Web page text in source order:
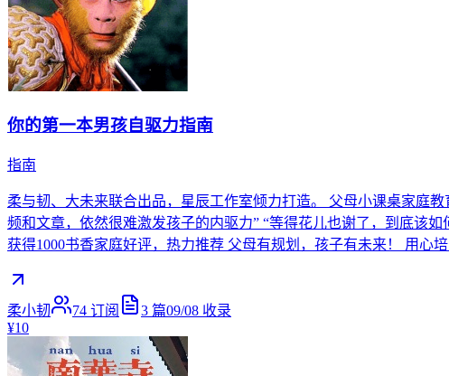
你的第一本男孩自驱力指南
指南
柔与韧、大未来联合出品，星辰工作室倾力打造。 父母小课桌家庭
频和文章，依然很难激发孩子的内驱力” “等得花儿也谢了，到底该
获得1000书香家庭好评，热力推荐 父母有规划，孩子有未来！ 用心
柔小韧 74 订阅 3 篇09/08 收录
¥10